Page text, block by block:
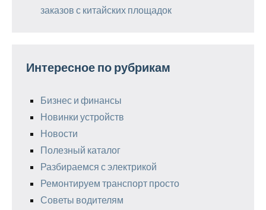
заказов с китайских площадок
Интересное по рубрикам
Бизнес и финансы
Новинки устройств
Новости
Полезный каталог
Разбираемся с электрикой
Ремонтируем транспорт просто
Советы водителям